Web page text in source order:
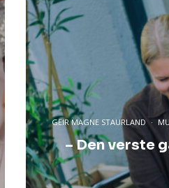
GEIR MAGNE STAURLAND ·
– Den verste